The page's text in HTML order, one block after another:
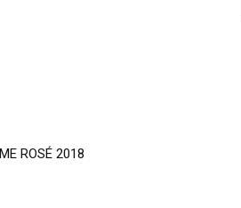
ROSÉ 2018 DE LA A-6